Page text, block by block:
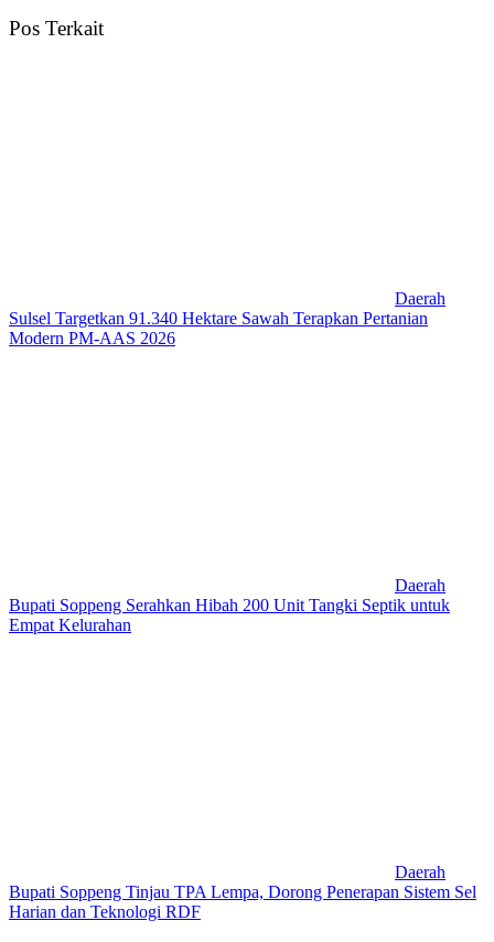
Pos Terkait
Daerah
Sulsel Targetkan 91.340 Hektare Sawah Terapkan Pertanian
Modern PM-AAS 2026
Daerah
Bupati Soppeng Serahkan Hibah 200 Unit Tangki Septik untuk
Empat Kelurahan
Daerah
Bupati Soppeng Tinjau TPA Lempa, Dorong Penerapan Sistem Sel
Harian dan Teknologi RDF